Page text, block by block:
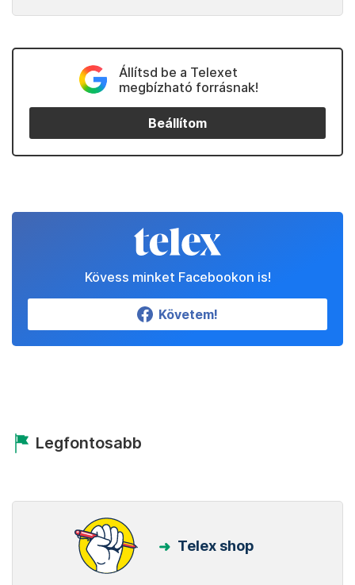
Állítsd be a Telexet
megbízható forrásnak!
Beállítom
Kövess minket Facebookon is!
Követem!
Legfontosabb
Telex shop